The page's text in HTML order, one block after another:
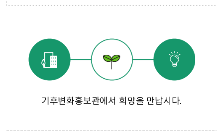
기후변화홍보관에서 희망을 만납시다.